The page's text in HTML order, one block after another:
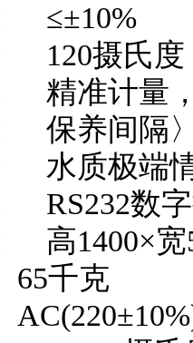
≤±10%
120摄氏度
精准计量
保养间隔
水质极端
RS232数
高1400×宽
千克